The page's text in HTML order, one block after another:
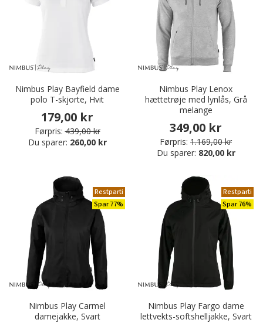
Nimbus Play Bayfield dame
polo T-skjorte, Hvit
179,00 kr
Førpris: 439,00 kr
Du sparer: 260,00 kr
Nimbus Play Lenox
hættetrøje med lynlås, Grå
melange
349,00 kr
Førpris: 1.169,00 kr
Du sparer: 820,00 kr
Restparti
Spar 77%
Nimbus Play Carmel
damejakke, Svart
Restparti
Spar 76%
Nimbus Play Fargo dame
lettvekts-softshelljakke, Svart